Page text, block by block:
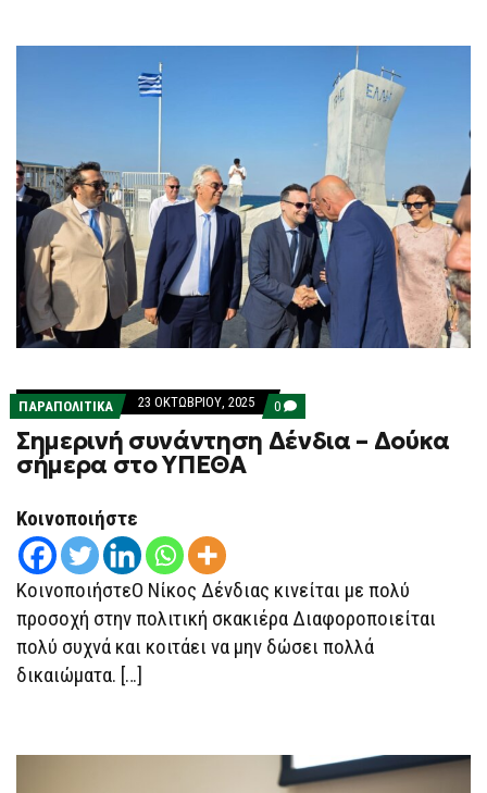
ΠΑΡΑΠΟΛΙΤΙΚΑ 23 ΟΚΤΩΒΡΊΟΥ, 2025 0 COMMENTS
ON
ΣΗΜΕΡΙΝΉ
ΣΥΝΆΝΤΗΣΗ
Σημερινή συνάντηση Δένδια – Δούκα
σήμερα στο ΥΠΕΘΑ
Κοινοποιήστε
ΚοινοποιήστεΟ Νίκος Δένδιας κινείται με πολύ
προσοχή στην πολιτική σκακιέρα Διαφοροποιείται
πολύ συχνά και κοιτάει να μην δώσει πολλά
δικαιώματα. […]